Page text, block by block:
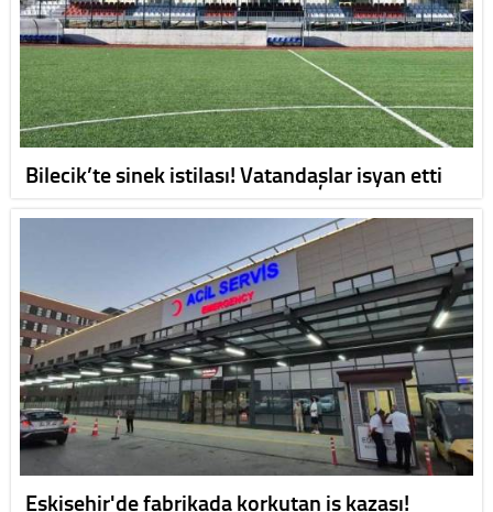
Bilecik’te sinek istilası! Vatandaşlar isyan etti
Eskişehir'de fabrikada korkutan iş kazası!